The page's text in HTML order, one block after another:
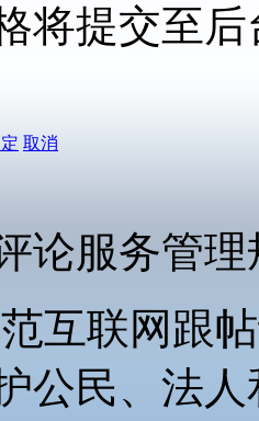
将提交至
取消
论服务管理
互联网跟
公民、法